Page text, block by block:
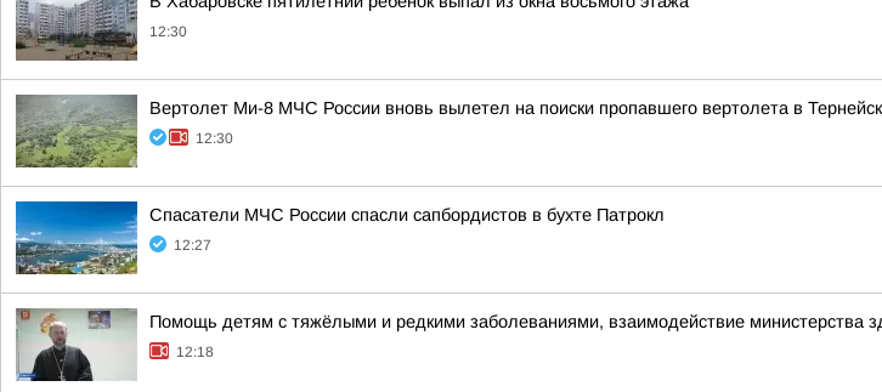
12:30
Вертолет Ми-8 МЧС России вновь вылетел на поиски пропавшего вертолета в
12:30
Спасатели МЧС России спасли сапбордистов в бухте Патрокл
12:27
Помощь детям с тяжёлыми и редкими заболеваниями, взаимодействие министерства
12:18